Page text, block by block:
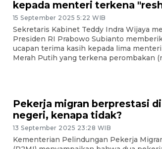
kepada menteri terkena
15 September 2025 5:22 WIB
Sekretaris Kabinet Teddy Indra Wijaya
Presiden RI Prabowo Subianto
ucapan terima kasih kepada lima
Merah Putih yang terkena perombakan
Pekerja migran berprestasi
negeri, kenapa tidak?
13 September 2025 23:28 WIB
Kementerian Pelindungan Pekerja